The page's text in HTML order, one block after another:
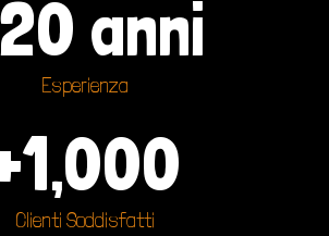
Esperienza
20 anni
Clienti Soddisfatti
1,000